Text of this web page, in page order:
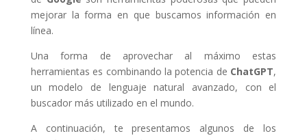
mejorar la forma en que buscamos información en
línea.
Una forma de aprovechar al máximo estas
herramientas es combinando la potencia de ChatGPT,
un modelo de lenguaje natural avanzado, con el
buscador más utilizado en el mundo.
A continuación, te presentamos algunos de los